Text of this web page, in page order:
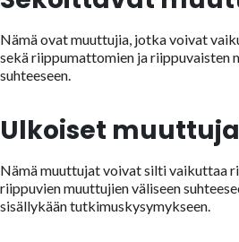
Nämä ovat muuttujia, jotka voivat
sekä riippumattomien ja riippuvaisten
suhteeseen.
Ulkoiset
Nämä muuttujat voivat silti vaikuttaa
riippuvien muuttujien väliseen
sisällykään tutkimuskysymykseen.